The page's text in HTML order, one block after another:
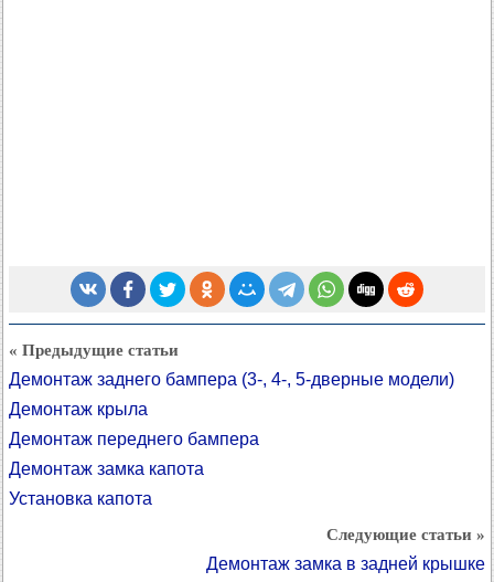
« Предыдущие статьи
Демонтаж заднего бампера (3-, 4-, 5-дверные модели)
Демонтаж крыла
Демонтаж переднего бампера
Демонтаж замка капота
Установка капота
Следующие статьи »
Демонтаж замка в задней крышке